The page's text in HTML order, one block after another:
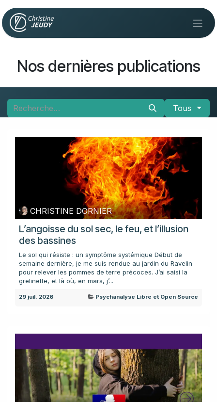
Se rendre au contenu
Nos dernières publications
Tous
CHRISTINE DORNIER
L’angoisse du sol sec, le feu, et l’illusion
des bassines
Le sol qui résiste : un symptôme systémique Début de
semaine dernière, je me suis rendue au jardin du Ravelin
pour relever les pommes de terre précoces. J’ai saisi la
grelinette, et là où, en mars, j’...
29 juil. 2026 Psychanalyse Libre et Open Source